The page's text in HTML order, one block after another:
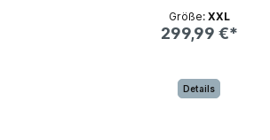
Größe: XXL
299,99 €*
Details